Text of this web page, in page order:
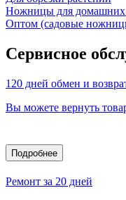
Ножницы для домашних
Оптом (садовые
Сервисное
120 дней обмен и
Вы можете вернуть
Подробнее
Ремонт за 20 дней